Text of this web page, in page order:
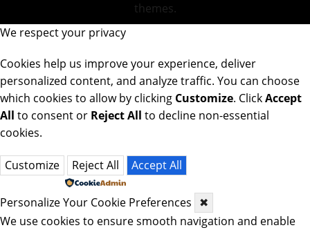
themes.
We respect your privacy
Cookies help us improve your experience, deliver
personalized content, and analyze traffic. You can choose
which cookies to allow by clicking Customize. ClickAccept
All to consent or Reject All to decline non-essential
cookies.
Customize Reject All
Accept All
Personalize Your Cookie Preferences ✖
We use cookies to ensure smooth navigation and enable